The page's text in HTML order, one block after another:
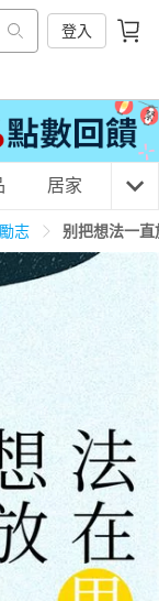
登入
情趣用品
居家 3C
志 别把想法一